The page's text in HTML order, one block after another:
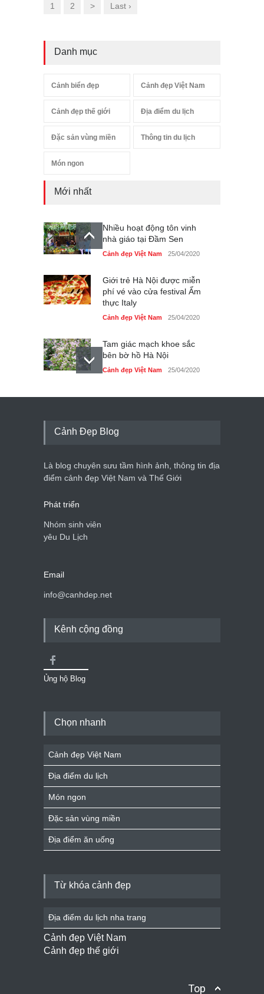
1 2 > Last ›
Danh mục
Cảnh biển đẹp Cảnh đẹp Việt Nam
Cảnh đẹp thế giới Địa điểm du lịch
Đặc sản vùng miền Thông tin du lịch
Món ngon
Mới nhất
Nhiều hoạt động tôn vinh
nhà giáo tại Đầm Sen
Cảnh đẹp Việt Nam 25/04/2020
Giới trẻ Hà Nội được miễn
phí vé vào cửa festival Ẩm
thực Italy
Cảnh đẹp Việt Nam 25/04/2020
Tam giác mạch khoe sắc
bên bờ hồ Hà Nội
Cảnh đẹp Việt Nam 25/04/2020
Bán đảo Sơn Trà sẽ là khu
dân dã ở Sài Gòn
Cảnh đẹp Việt Nam 25/04/2020
Cảnh Đẹp Blog
Là blog chuyên sưu tầm hình ảnh, thông tin địa
điểm cảnh đẹp Việt Nam và Thế Giới
Phát triển
Nhóm sinh viên
yêu Du Lịch
Email
info@canhdep.net
Kênh cộng đồng
Ủng hộ Blog
Chọn nhanh
Cảnh đẹp Việt Nam
Địa điểm du lịch
Món ngon
Đặc sản vùng miền
Địa điểm ăn uống
Từ khóa cảnh đẹp
Địa điểm du lịch nha trang
Cảnh đẹp Việt Nam
Cảnh đẹp thế giới
Top